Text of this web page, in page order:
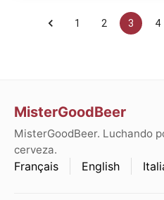
1 2 3 4
MisterGoodBeer
MisterGoodBeer. Luchando
cerveza.
Français English